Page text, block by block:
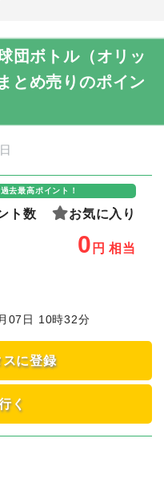
団ボトル（オリッ
とめ売りのポイン
過去最高ポイント！
ト数 お気に入り
0 円 相当
07日 10時32分
に登録
く